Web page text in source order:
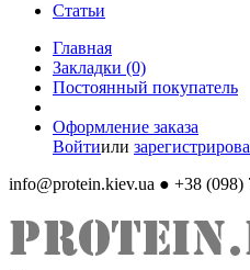
Статьи
Главная
Закладки (0)
Постоянный покупатель
Оформление заказа
Войтиили
info@protein.kiev.ua ● +38 (098)